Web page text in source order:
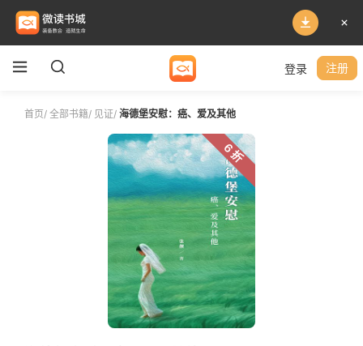
登录 注册
首页/ 全部书籍/ 见证/ 海德堡安慰：癌、爱及其他
6 折